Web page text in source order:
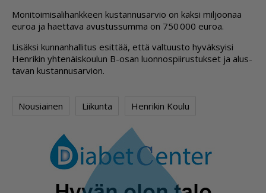
Mo­ni­toi­mi­sa­li­hank­keen kus­tan­nu­sar­vio on kak­si mil­joo­naa
eu­roa ja ha­et­ta­va avus­tus­sum­ma on 750 000 eu­roa.
Li­säk­si kun­nan­hal­li­tus esit­tää, et­tä val­tuus­to hy­väk­syi­si
Hen­ri­kin yh­te­näis­kou­lun B-osan luon­nos­pii­rus­tuk­set ja alus­
ta­van kus­tan­nu­sar­vi­on.
Nousiainen Liikunta Henrikin Koulu